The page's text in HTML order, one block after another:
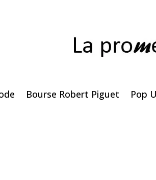
Bourse Robert Piguet Pop